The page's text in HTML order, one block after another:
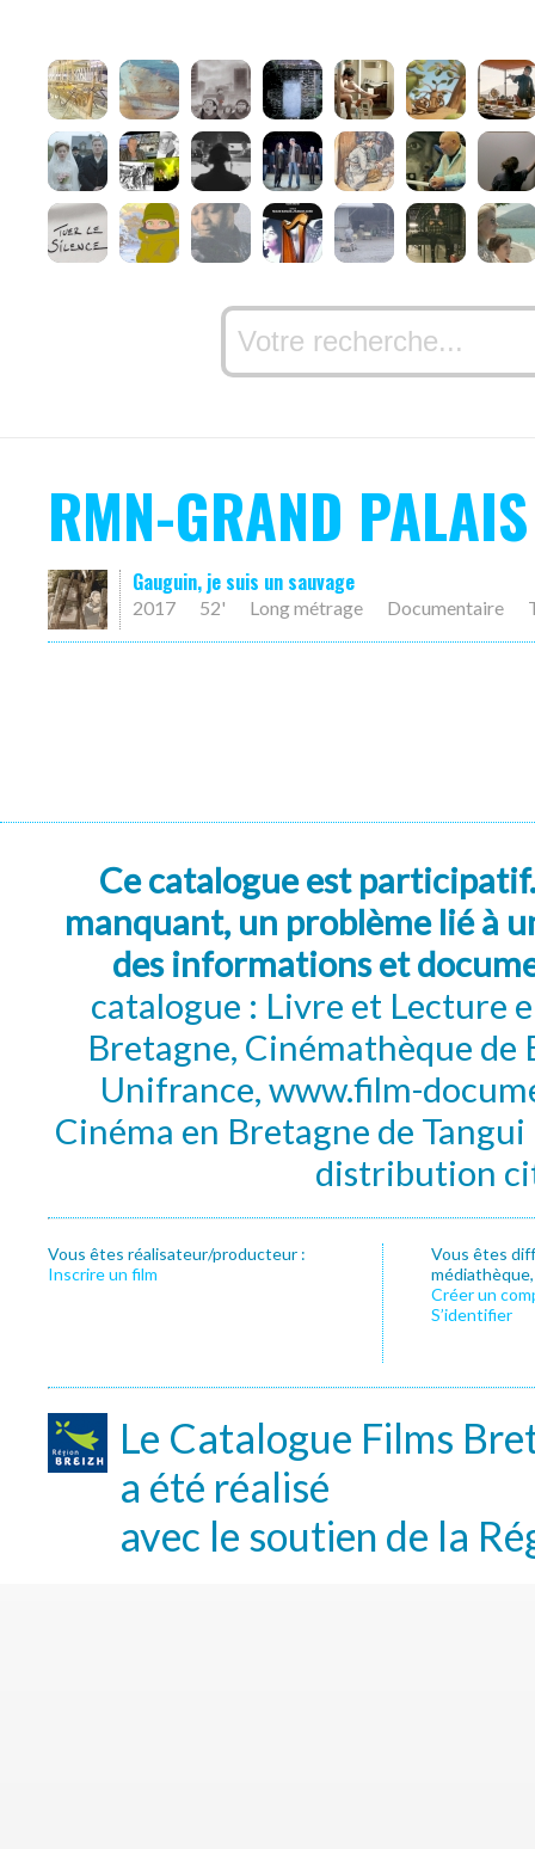
RMN-GRAND PALAIS
Gauguin, je suis un sauvage
2017 52' Long métrage Documentaire
Ce catalogue est
manquant, un problème lié à
des informations et
catalogue : Livre et Lecture
Bretagne, Cinémathèque de
Unifrance, www.film-
Cinéma en Bretagne de
distribution
Vous êtes réalisateur/producteur :
Inscrire un film
Vous êtes
Créer un
S’identifier
Le Catalogue Films
a été réalisé
avec le soutien de la